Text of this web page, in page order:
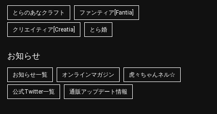
とらのあなクラフト ファンティア[Fantia]
クリエイティア[Creatia] とら婚
お知らせ
お知らせ一覧 オンラインマガジン 虎々ちゃんネル☆
公式Twitter一覧 通販アップデート情報